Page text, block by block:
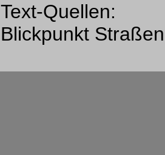
Text-Quellen:
Blickpunkt